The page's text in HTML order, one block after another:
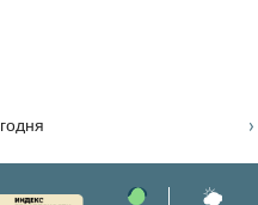
›